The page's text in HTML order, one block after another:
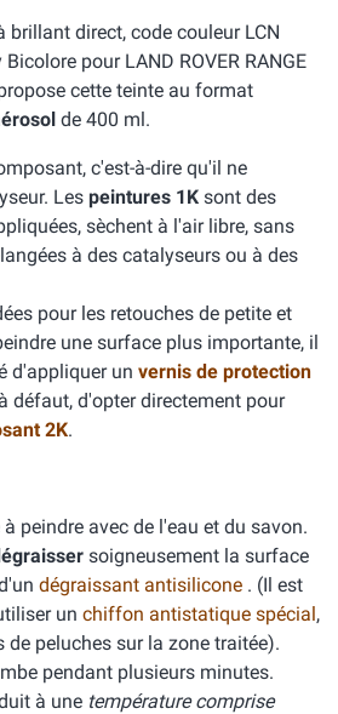
brillant direct, code couleur LCN
pour LAND ROVER RANGE
cette teinte au format
de 400 ml.
c'est-à-dire qu'il ne
Les peintures 1K sont des
sèchent à l'air libre, sans
à des catalyseurs ou à des
pour les retouches de petite et
une surface plus importante, il
d'appliquer un vernis de protection
défaut, d'opter directement pour
2K.
peindre avec de l'eau et du savon.
soigneusement la surface
dégraissant antisilicone . (Il est
un chiffon antistatique spécial,
de peluches sur la zone traitée).
pendant plusieurs minutes.
à une température comprise